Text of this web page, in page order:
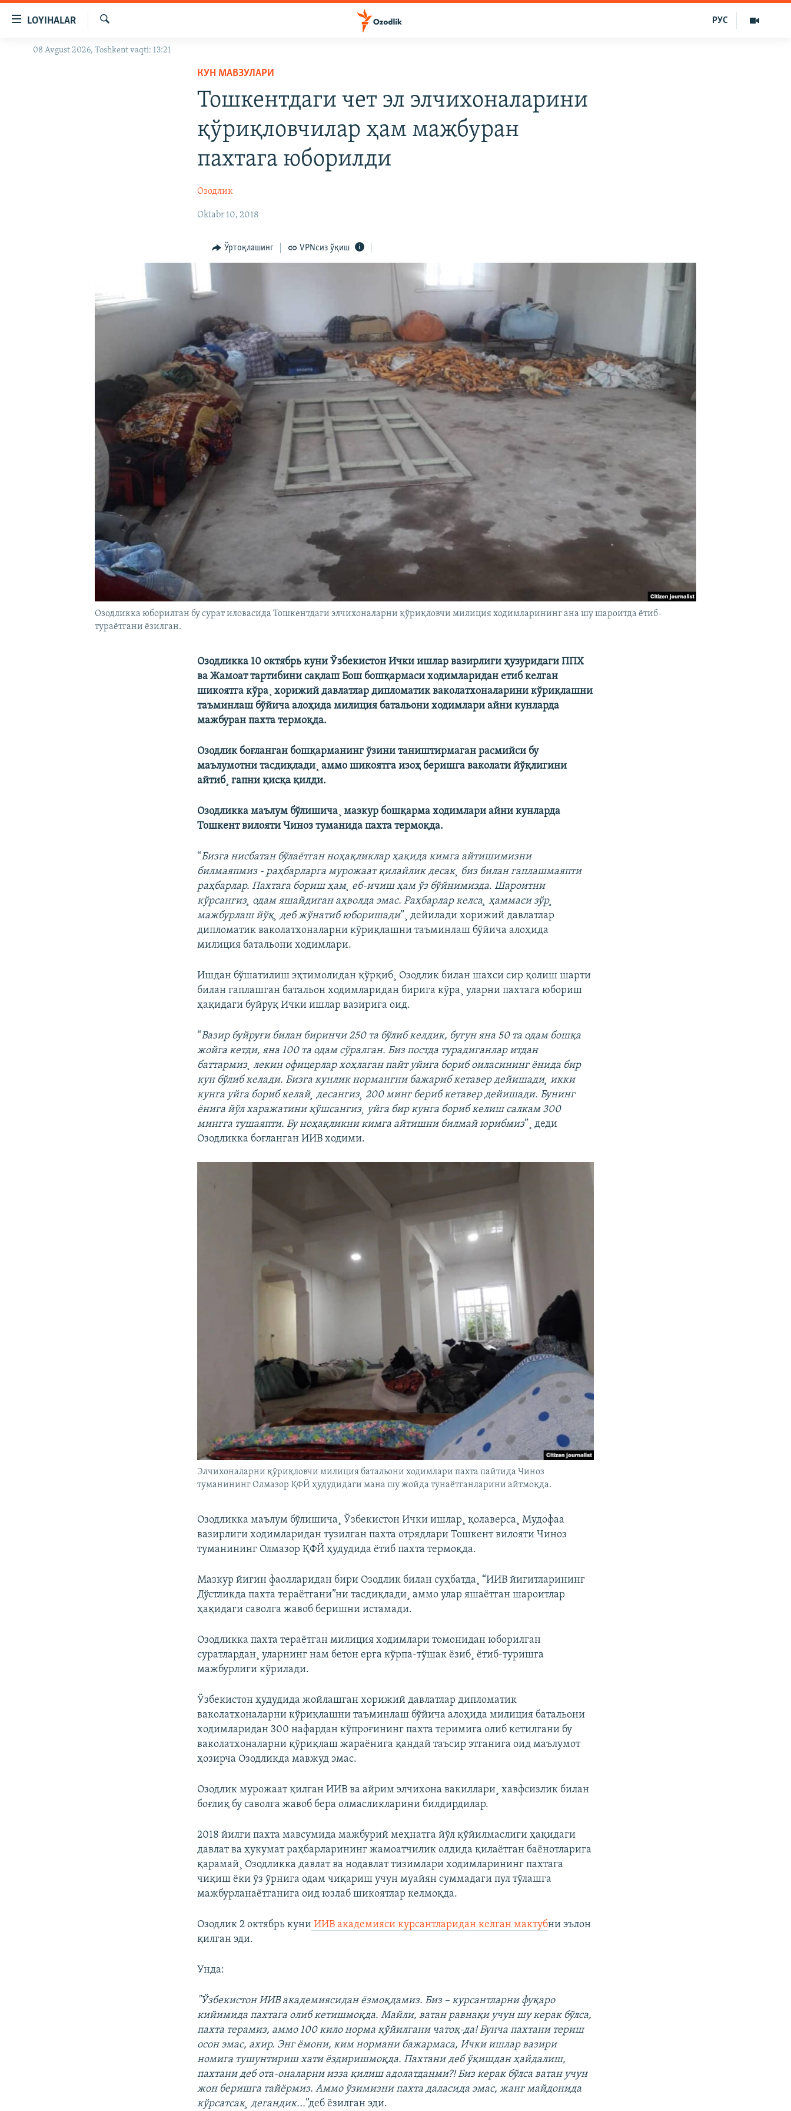
Бош
LOYIHALAR
OZODLIK SURISHTIRUVLARI
Излаш
РУС
08 Avgust 2026, Toshkent vaqti: 13:21
КУН МАВЗУЛАРИ
Тошкентдаги чет эл элчихоналарини
қўриқловчилар ҳам мажбуран
пахтага юборилди
Озодлик
Oktabr 10, 2018
Ўртоқлашинг VPNсиз ўқиш
Озодликка юборилган бу сурат иловасида Тошкентдаги элчихоналарни қўриқловчи милиция ходимларининг ана шу шароитда ëтиб-
тураëтгани ëзилган.
Озодликка 10 октябрь куни Ўзбекистон Ички ишлар вазирлиги ҳузуридаги ППХ
ва Жамоат тартибини сақлаш Бош бошқармаси ходимларидан етиб келган
шикоятга кўра¸ хорижий давлатлар дипломатик ваколатхоналарини кўриқлашни
таъминлаш бўйича алоҳида милиция батальони ходимлари айни кунларда
мажбуран пахта термоқда.
Озодлик боғланган бошқарманинг ўзини таништирмаган расмийси бу
маълумотни тасдиқлади¸ аммо шикоятга изоҳ беришга ваколати йўқлигини
айтиб¸ гапни қисқа қилди.
Озодликка маълум бўлишича¸ мазкур бошқарма ходимлари айни кунларда
Тошкент вилояти Чиноз туманида пахта термоқда.
“Бизга нисбатан бўлаëтган ноҳақликлар ҳақида кимга айтишимизни
билмаяпмиз - раҳбарларга мурожаат қилайлик десак¸ биз билан гаплашмаяпти
раҳбарлар. Пахтага бориш ҳам¸ еб-ичиш ҳам ўз бўйнимизда. Шароитни
кўрсангиз¸ одам яшайдиган аҳволда эмас. Раҳбарлар келса¸ ҳаммаси зўр¸
мажбурлаш йўқ¸ деб жўнатиб юборишади”¸ дейилади хорижий давлатлар
дипломатик ваколатхоналарни кўриқлашни таъминлаш бўйича алоҳида
милиция батальони ходимлари.
Ишдан бўшатилиш эҳтимолидан қўрқиб¸ Озодлик билан шахси сир қолиш шарти
билан гаплашган батальон ходимларидан бирига кўра¸ уларни пахтага юбориш
ҳақидаги буйруқ Ички ишлар вазирига оид.
“Вазир буйруғи билан биринчи 250 та бўлиб келдик, бугун яна 50 та одам бошқа
жойга кетди, яна 100 та одам сўралган. Биз постда турадиганлар итдан
баттармиз¸ лекин офицерлар хоҳлаган пайт уйига бориб оиласининг ёнида бир
кун бўлиб келади. Бизга кунлик нормангни бажариб кетавер дейишади¸ икки
кунга уйга бориб келай¸ десангиз¸ 200 минг бериб кетавер дейишади. Бунинг
ëнига йўл харажатини қўшсангиз¸ уйга бир кунга бориб келиш салкам 300
мингга тушаяпти. Бу ноҳақликни кимга айтишни билмай юрибмиз”¸ деди
Озодликка боғланган ИИВ ходими.
Элчихоналарни қўриқловчи милиция батальони ходимлари пахта пайтида Чиноз
туманининг Олмазор ҚФЙ ҳудудидаги мана шу жойда тунаëтганларини айтмоқда.
Озодликка маълум бўлишича¸ Ўзбекистон Ички ишлар¸ қолаверса¸ Мудофаа
вазирлиги ходимларидан тузилган пахта отрядлари Тошкент вилояти Чиноз
туманининг Олмазор ҚФЙ ҳудудида ëтиб пахта термоқда.
Мазкур йиғин фаолларидан бири Озодлик билан суҳбатда¸ “ИИВ йигитларининг
Дўстликда пахта тераëтгани”ни тасдиқлади¸ аммо улар яшаëтган шароитлар
ҳақидаги саволга жавоб беришни истамади.
Озодликка пахта тераëтган милиция ходимлари томонидан юборилган
суратлардан¸ уларнинг нам бетон ерга кўрпа-тўшак ëзиб¸ ëтиб-туришга
мажбурлиги кўрилади.
Ўзбекистон ҳудудида жойлашган хорижий давлатлар дипломатик
ваколатхоналарни кўриқлашни таъминлаш бўйича алоҳида милиция батальони
ходимларидан 300 нафардан кўпроғининг пахта теримига олиб кетилгани бу
ваколатхоналарни қўриқлаш жараëнига қандай таъсир этганига оид маълумот
ҳозирча Озодликда мавжуд эмас.
Озодлик мурожаат қилган ИИВ ва айрим элчихона вакиллари¸ хавфсизлик билан
боғлиқ бу саволга жавоб бера олмасликларини билдирдилар.
2018 йилги пахта мавсумида мажбурий меҳнатга йўл қўйилмаслиги ҳақидаги
давлат ва ҳукумат раҳбарларининг жамоатчилик олдида қилаëтган баëнотларига
қарамай¸ Озодликка давлат ва нодавлат тизимлари ходимларининг пахтага
чиқиш ëки ўз ўрнига одам чиқариш учун муайян суммадаги пул тўлашга
мажбурланаëтганига оид юзлаб шикоятлар келмоқда.
Озодлик 2 октябрь куни ИИВ академияси курсантларидан келган мактубни эълон
қилган эди.
Унда:
"Ўзбекистон ИИВ академиясидан ёзмоқдамиз. Биз – курсантларни фуқаро
кийимида пахтага олиб кетишмоқда. Майли, ватан равнақи учун шу керак бўлса,
пахта терамиз, аммо 100 кило норма қўйилгани чатоқ-да! Бунча пахтани териш
осон эмас, ахир. Энг ёмони, ким нормани бажармаса, Ички ишлар вазири
номига тушунтириш хати ёздиришмоқда. Пахтани деб ўқишдан ҳайдалиш,
пахтани деб ота-оналарни изза қилиш адолатданми?! Биз керак бўлса ватан учун
жон беришга тайёрмиз. Аммо ўзимизни пахта даласида эмас, жанг майдонида
кўрсатсак¸ дегандик...”деб ëзилган эди.